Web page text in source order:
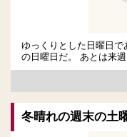
ゆっくりとした日曜日
の日曜日だ。 あとは来週
冬晴れの週末の土